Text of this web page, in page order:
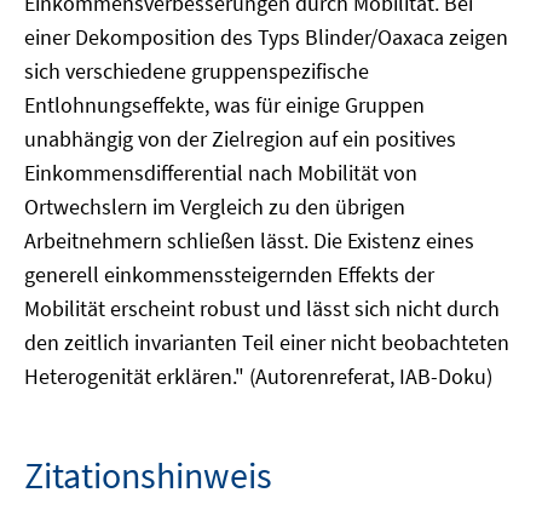
einer Dekomposition des Typs Blinder/Oaxaca zeigen
sich verschiedene gruppenspezifische
Entlohnungseffekte, was für einige Gruppen
unabhängig von der Zielregion auf ein positives
Einkommensdifferential nach Mobilität von
Ortwechslern im Vergleich zu den übrigen
Arbeitnehmern schließen lässt. Die Existenz eines
generell einkommenssteigernden Effekts der
Mobilität erscheint robust und lässt sich nicht durch
den zeitlich invarianten Teil einer nicht beobachteten
Heterogenität erklären." (Autorenreferat, IAB-Doku)
Zitationshinweis